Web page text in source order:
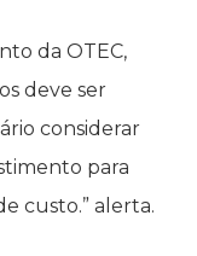
da OTEC,
deve ser
considerar
para
custo.” alerta.